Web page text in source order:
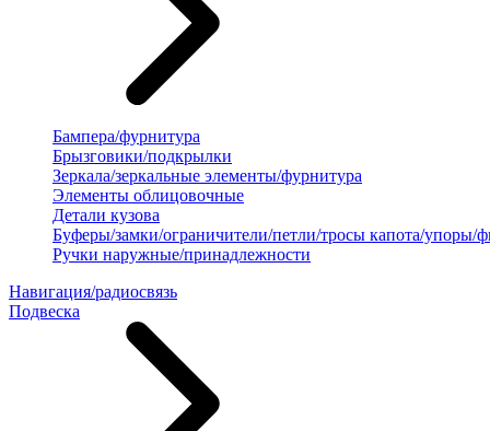
Бампера/фурнитура
Брызговики/подкрылки
Зеркала/зеркальные элементы/фурнитура
Элементы облицовочные
Детали кузова
Буферы/замки/ограничители/петли/тросы капота/упоры/
Ручки наружные/принадлежности
Навигация/радиосвязь
Подвеска